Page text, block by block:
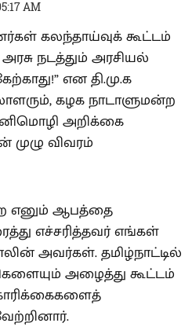
AM
கலந்தாய்வுக் கூட்டம்
நடத்தும் அரசியல்
என தி.மு.க
கழக நாடாளுமன்ற
அறிக்கை
முழு விவரம்
எனும் ஆபத்தை
எச்சரித்தவர் எங்கள்
அவர்கள். தமிழ்நாட்டில்
அழைத்து கூட்டம்